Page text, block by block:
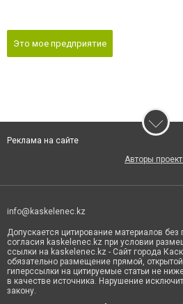
Это мое предприятие
Реклама на сайте
Авторы
info@kaskelenec.kz
Допускается цитирование материалов без
согласия kaskelenec.kz при условии
ссылки на kaskelenec.kz - Сайт города
обязательно размещение прямой,
гиперссылки на цитируемые статьи не
в качестве источника. Нарушение
закону.